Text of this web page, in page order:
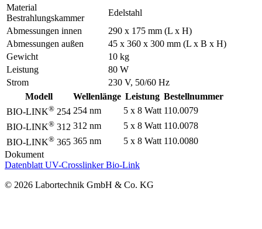
Material
Bestrahlungskammer
Edelstahl
Abmessungen innen
290 x 175 mm (L x H)
Abmessungen außen
45 x 360 x 300 mm (L x B x H)
Gewicht
10 kg
Leistung
80 W
Strom
230 V, 50/60 Hz
Modell
Wellenlänge Leistung Bestellnummer
BIO-LINK® 254 254 nm 5 x 8 Watt 110.0079
BIO-LINK® 312 312 nm 5 x 8 Watt 110.0078
BIO-LINK® 365 365 nm 5 x 8 Watt 110.0080
Dokument
Datenblatt UV-Crosslinker Bio-Link
© 2026 Labortechnik GmbH & Co. KG